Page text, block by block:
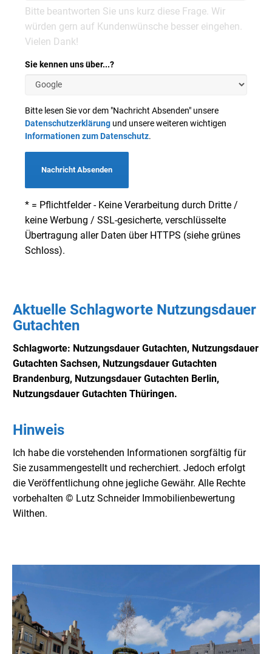
Bitte beantworten Sie uns kurz diese Frage. Wir
würden gern auf Kundenwünsche besser eingehen.
Vielen Dank!
Sie kennen uns über...?
Bitte lesen Sie vor dem "Nachricht Absenden" unsere
Datenschutzerklärung und unsere weiteren wichtigen
Informationen zum Datenschutz.
Nachricht Absenden
* = Pflichtfelder - Keine Verarbeitung durch Dritte /
keine Werbung / SSL-gesicherte, verschlüsselte
Übertragung aller Daten über HTTPS (siehe grünes
Schloss).
Aktuelle Schlagworte Nutzungsdauer
Gutachten
Schlagworte: Nutzungsdauer Gutachten, Nutzungsdauer
Gutachten Sachsen, Nutzungsdauer Gutachten
Brandenburg, Nutzungsdauer Gutachten Berlin,
Nutzungsdauer Gutachten Thüringen.
Hinweis
Ich habe die vorstehenden Informationen sorgfältig für
Sie zusammengestellt und recherchiert. Jedoch erfolgt
die Veröffentlichung ohne jegliche Gewähr. Alle Rechte
vorbehalten © Lutz Schneider Immobilienbewertung
Wilthen.